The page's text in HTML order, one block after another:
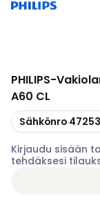
PHILIPS-
A60 CL
Kopioi
Sähkönro
Kirjaudu sisään
tehdäksesi